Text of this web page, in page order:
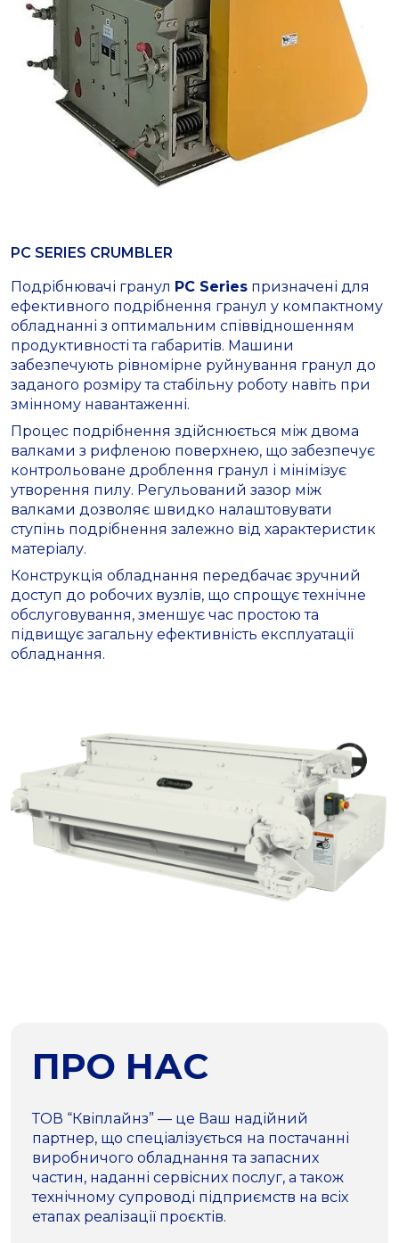
PC SERIES CRUMBLER
Подрібнювачі гранул PC Series призначені для
ефективного подрібнення гранул у компактному
обладнанні з оптимальним співвідношенням
продуктивності та габаритів. Машини
забезпечують рівномірне руйнування гранул до
заданого розміру та стабільну роботу навіть при
змінному навантаженні.
Процес подрібнення здійснюється між двома
валками з рифленою поверхнею, що забезпечує
контрольоване дроблення гранул і мінімізує
утворення пилу. Регульований зазор між
валками дозволяє швидко налаштовувати
ступінь подрібнення залежно від характеристик
матеріалу.
Конструкція обладнання передбачає зручний
доступ до робочих вузлів, що спрощує технічне
обслуговування, зменшує час простою та
підвищує загальну ефективність експлуатації
обладнання.
ПРО НАС
ТОВ “Квіплайнз” — це Ваш надійний
партнер, що спеціалізується на постачанні
виробничого обладнання та запасних
частин, наданні сервісних послуг, а також
технічному супроводі підприємств на всіх
етапах реалізації проєктів.